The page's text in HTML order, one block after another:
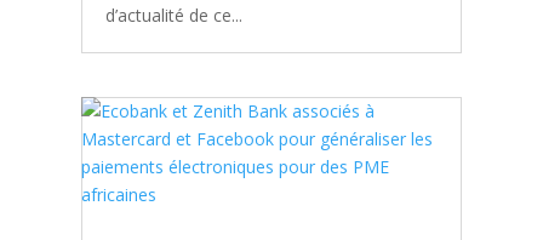
d’actualité de ce...